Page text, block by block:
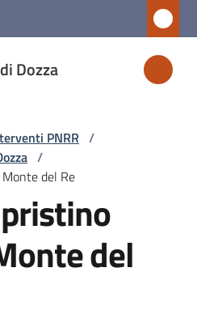
Dozza
PNRR /
/
del Re
del